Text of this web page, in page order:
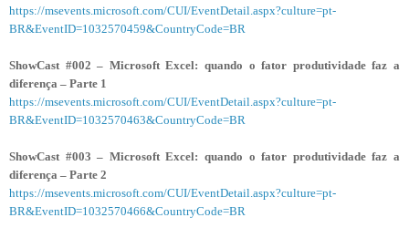
https://msevents.microsoft.com/CUI/EventDetail.aspx?culture=pt-
BR&EventID=1032570459&CountryCode=BR
ShowCast #002 – Microsoft Excel: quando o fator produtividade faz a
diferença – Parte 1
https://msevents.microsoft.com/CUI/EventDetail.aspx?culture=pt-
BR&EventID=1032570463&CountryCode=BR
ShowCast #003 – Microsoft Excel: quando o fator produtividade faz a
diferença – Parte 2
https://msevents.microsoft.com/CUI/EventDetail.aspx?culture=pt-
BR&EventID=1032570466&CountryCode=BR